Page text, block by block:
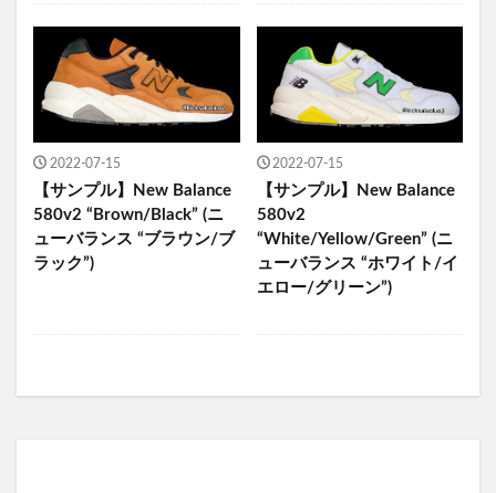
2022-07-15
【サンプル】New Balance
580v2 “Brown/Black” (ニ
ューバランス “ブラウン/ブ
ラック”)
2022-07-15
【サンプル】New Balance
580v2
“White/Yellow/Green” (ニ
ューバランス “ホワイト/イ
エロー/グリーン”)